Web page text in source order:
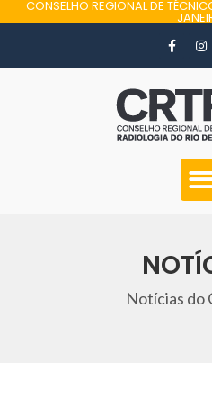
CONSELHO REGIONAL DE
Notícias do